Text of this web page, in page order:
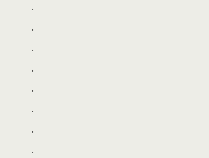
.
.
.
.
.
.
.
.